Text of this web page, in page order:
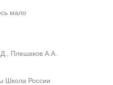
мало
Плешаков А.А.
Школа России